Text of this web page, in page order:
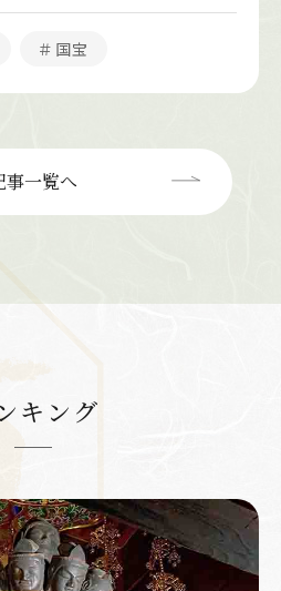
＃国宝
事一覧へ
キング